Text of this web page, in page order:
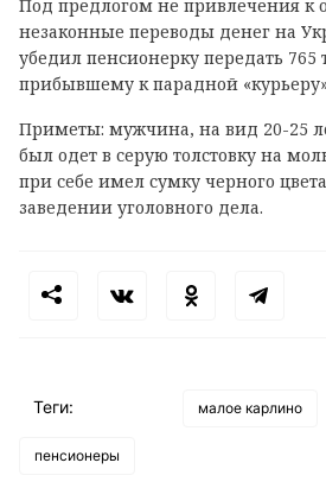
Под предлогом не привлечения к
незаконные переводы денег на
убедил пенсионерку передать 765
прибывшему к парадной
Приметы: мужчина, на вид 20-25
был одет в серую толстовку на
при себе имел сумку черного
заведении уголовного дела.
Теги: малое карлино
пенсионеры